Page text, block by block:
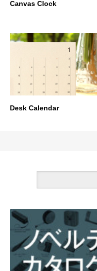
Canvas Clock
Desk Calendar